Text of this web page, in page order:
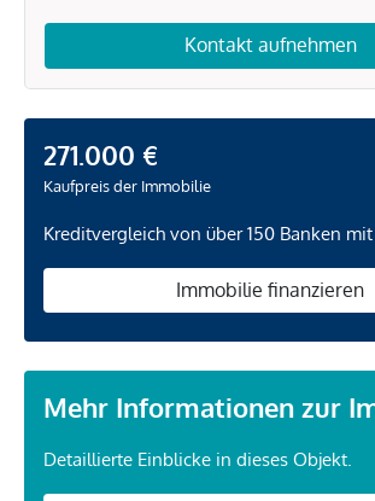
Kontakt aufnehmen
271.000 €
Kaufpreis der Immobilie
Kreditvergleich von über 150 Banken mit
Immobilie finanzieren
Mehr Informationen zur
Detaillierte Einblicke in dieses Objekt.